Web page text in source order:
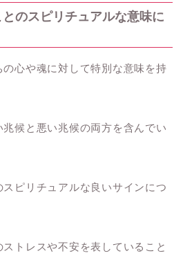
のスピリチュアルな意味に
心や魂に対して特別な意味を持
候と悪い兆候の両方を含んでい
ピリチュアルな良いサインにつ
トレスや不安を表していること